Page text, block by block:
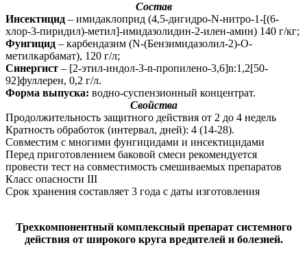
Состав
Инсектицид – имидаклоприд (4,5-дигидро-N-нитро-1-[(6-
хлор-3-пиридил)-метил]-имидазолидин-2-илен-амин) 140 г/кг;
Фунгицид – карбендазим (N-(Бензимидазолил-2)-О-
метилкарбамат), 120 г/л;
Синергист – [2-этил-индол-3-n-пропилено-3,6]n:1,2[50-
92]фуллерен, 0,2 г/л.
Форма выпуска: водно-суспензионный концентрат.
Свойства
Продолжительность защитного действия от 2 до 4 недель
Кратность обработок (интервал, дней): 4 (14-28).
Совместим с многими фунгицидами и инсектицидами
Перед приготовлением баковой смеси рекомендуется
провести тест на совместимость смешиваемых препаратов
Класс опасности III
Срок хранения составляет 3 года с даты изготовления
Трехкомпонентный комплексный препарат системного
действия от широкого круга вредителей и болезней.